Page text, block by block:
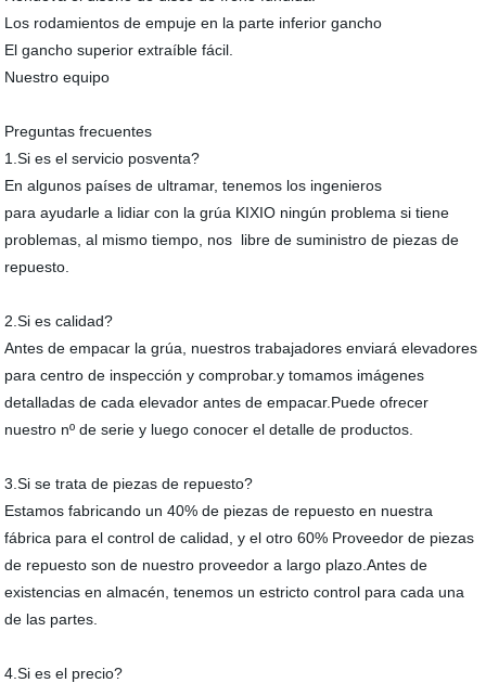
Los rodamientos de empuje en la parte inferior gancho
El gancho superior extraíble fácil.
Nuestro equipo
Preguntas frecuentes
1.Si es el servicio posventa?
En algunos países de ultramar, tenemos los ingenieros
para ayudarle a lidiar con la grúa KIXIO ningún problema si tiene
problemas, al mismo tiempo, nos libre de suministro de piezas de
repuesto.
2.Si es calidad?
Antes de empacar la grúa, nuestros trabajadores enviará elevadores
para centro de inspección y comprobar.y tomamos imágenes
detalladas de cada elevador antes de empacar.Puede ofrecer
nuestro nº de serie y luego conocer el detalle de productos.
3.Si se trata de piezas de repuesto?
Estamos fabricando un 40% de piezas de repuesto en nuestra
fábrica para el control de calidad, y el otro 60% Proveedor de piezas
de repuesto son de nuestro proveedor a largo plazo.Antes de
existencias en almacén, tenemos un estricto control para cada una
de las partes.
4.Si es el precio?